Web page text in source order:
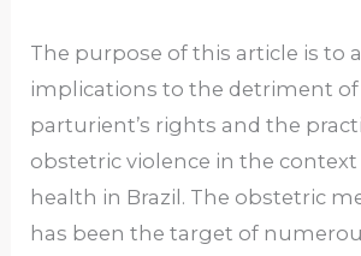
The purpose of this article is to
implications to the detriment
parturient’s rights and the
obstetric violence in the
health in Brazil. The obstetric
has been the target of